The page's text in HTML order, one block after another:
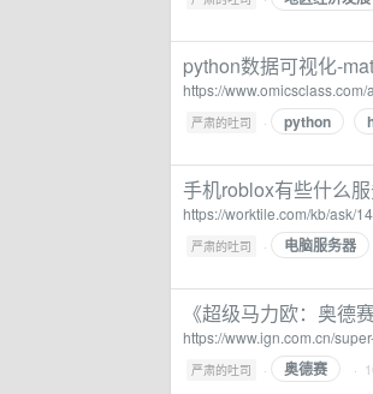
python数据可视化-
https://www.omicsclass.com/
严肃的吐司 · python
手机roblox有些什么
https://worktile.com/kb/ask/
严肃的吐司 · 电脑服务器
《超级马力欧：奥德
https://www.ign.com.cn/
严肃的吐司 · 奥德赛 ·